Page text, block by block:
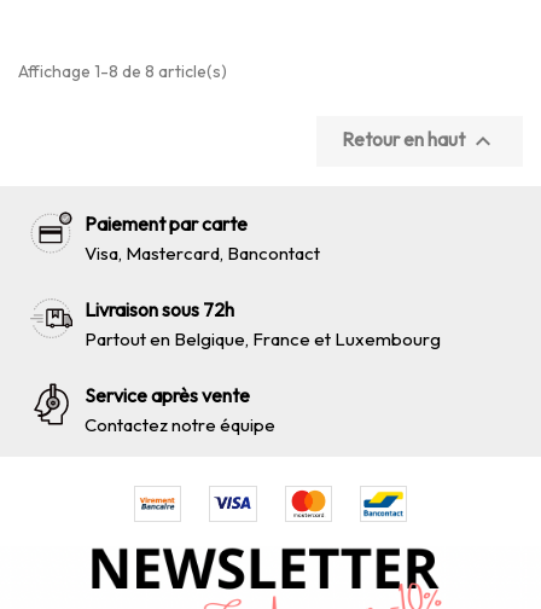
Affichage 1-8 de 8 article(s)
Retour en haut 
Paiement par carte
Visa, Mastercard, Bancontact
Livraison sous 72h
Partout en Belgique, France et Luxembourg
Service après vente
Contactez notre équipe